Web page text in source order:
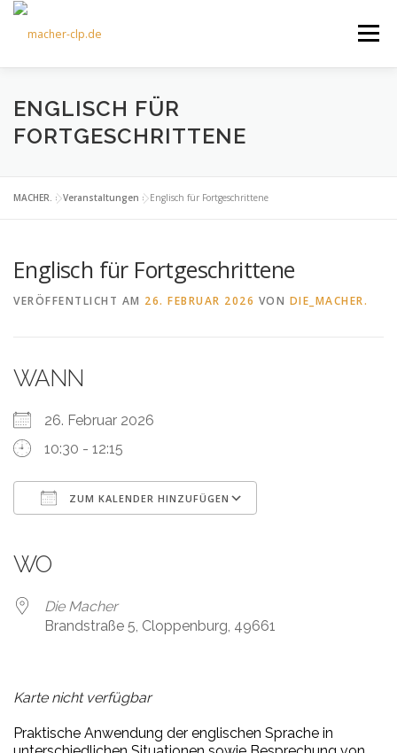
Zum
springen
Menü
ÜBER UNS KULTOURFAHRTEN
ENGLISCH FÜR
FORTGESCHRITTENE
MACHER. »Veranstaltungen »Englisch für Fortgeschrittene
Englisch für Fortgeschrittene
VERÖFFENTLICHT AM 26. FEBRUAR 2026 VON DIE_MACHER.
WANN
26. Februar 2026
10:30 - 12:15
ZUM KALENDER HINZUFÜGEN
WO
Die Macher
Brandstraße 5, Cloppenburg, 49661
Karte nicht verfügbar
Praktische Anwendung der englischen Sprache in